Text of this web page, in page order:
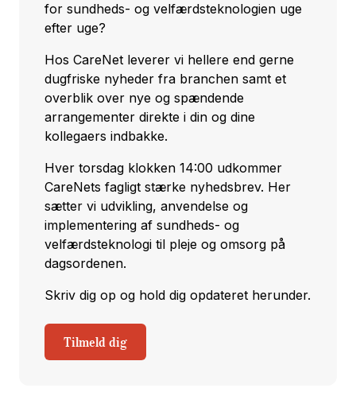
for sundheds- og velfærdsteknologien uge
efter uge?
Hos CareNet leverer vi hellere end gerne
dugfriske nyheder fra branchen samt et
overblik over nye og spændende
arrangementer direkte i din og dine
kollegaers indbakke.
Hver torsdag klokken 14:00 udkommer
CareNets fagligt stærke nyhedsbrev. Her
sætter vi udvikling, anvendelse og
implementering af sundheds- og
velfærdsteknologi til pleje og omsorg på
dagsordenen.
Skriv dig op og hold dig opdateret herunder.
Tilmeld dig